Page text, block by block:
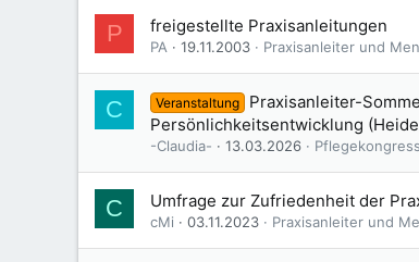
P freigestellte Praxisanleitungen
PA 19.11.2003 Praxisanleiter und
C Veranstaltung
Praxisanleiter-
Persönlichkeitsentwicklung
-Claudia- 13.03.2026
C Umfrage zur Zufriedenheit der
cMi 03.11.2023 Praxisanleiter und